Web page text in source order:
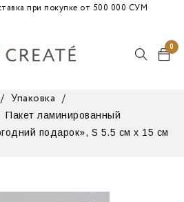
при покупке от 500 000 СУМ
0
/ Упаковка
/
Пакет ламинированный
подарок», S 5.5 см х 15 см